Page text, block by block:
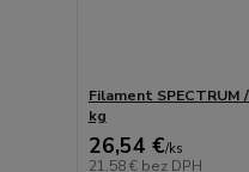
Filament SPECTRUM
kg
26,54 €/ks
21,58 € bez DPH